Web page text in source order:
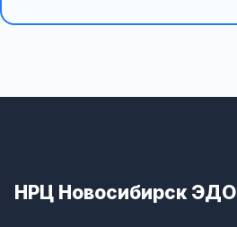
НРЦ Новосибирск ЭДО